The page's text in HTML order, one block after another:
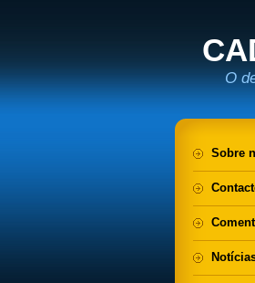
O
Sobre